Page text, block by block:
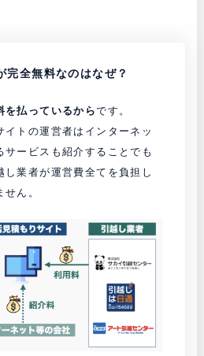
完全無料なのはなぜ？
を払っているからです。
イトの運営者はインターネッ
サービスも紹介することでも
し業者が運営費全てを負担し
ん。